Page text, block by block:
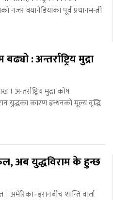
नजर क्यानेडियाका पूर्व प्रधानमन्त्री
: अन्तर्राष्ट्रिय मुद्रा
अन्तर्राष्ट्रिय मुद्रा कोष
युद्धका कारण इन्धनको मूल्य वृद्धि
अब युद्धविराम के हुन्छ
अमेरिका–इरानबीच शान्ति वार्ता